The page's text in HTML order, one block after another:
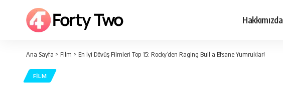
Hakkımızda
Ana Sayfa > Film > En İyi Dövüş Filmleri Top 15: Rocky’den Raging Bull’a Efsane Yumruklar!
FILM